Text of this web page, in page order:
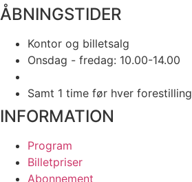
ÅBNINGSTIDER
Kontor og billetsalg
Onsdag - fredag: 10.00-14.00
Samt 1 time før hver forestilling
INFORMATION
Program
Billetpriser
Abonnement